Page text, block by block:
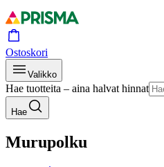
Ostoskori
Valikko
Hae tuotteita – aina halvat hinnat
Hae
Murupolku